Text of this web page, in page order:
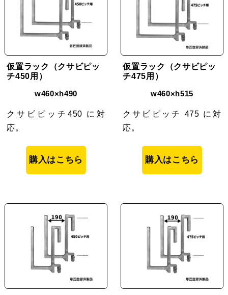
仮置ラック（クサビピッ
チ450用）
w460×h490
クサビピッチ450 に対
応。
購入はこちら
仮置ラック（クサビピッ
チ475用）
w460×h515
クサビピッチ 475 に対
応。
購入はこちら